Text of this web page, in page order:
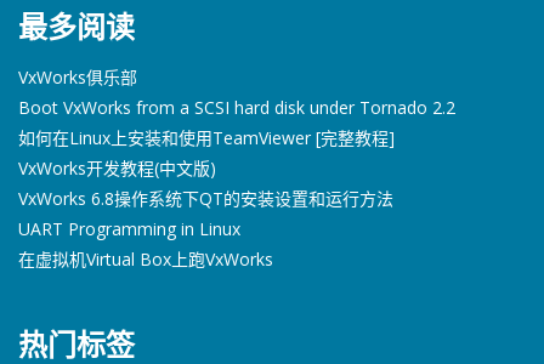
最多阅读
VxWorks俱乐部
Boot VxWorks from a SCSI hard disk under Tornado 2.2
如何在Linux上安装和使用TeamViewer [完整教程]
VxWorks开发教程(中文版)
VxWorks 6.8操作系统下QT的安装设置和运行方法
UART Programming in Linux
在虚拟机Virtual Box上跑VxWorks
热门标签